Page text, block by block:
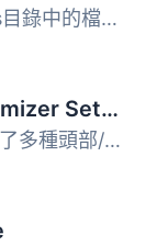
您可以掃描所有在uploads目錄中的檔案，並查看哪些檔案實際上...
Import / Export Customizer Settings
Astra主題自定義設置提供了多種頭部/腳部佈局、側邊欄和博客...